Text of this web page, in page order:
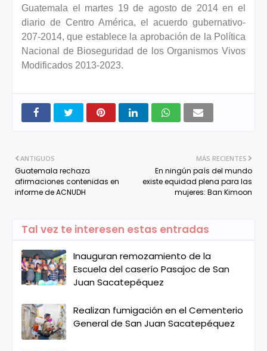
Guatemala el martes 19 de agosto de 2014 en el
diario de Centro América, el acuerdo gubernativo-
207-2014, que establece la aprobación de la Política
Nacional de Bioseguridad de los Organismos Vivos
Modificados 2013-2023.
MÁS RECIENTES
En ningún país del mundo
existe equidad plena para las
mujeres: Ban Kimoon
ANTIGUOS
Guatemala rechaza
afirmaciones contenidas en
informe de ACNUDH
Tal vez te interesen estas entradas
Inauguran remozamiento de la
Escuela del caserío Pasajoc de San
Juan Sacatepéquez
Realizan fumigación en el Cementerio
General de San Juan Sacatepéquez